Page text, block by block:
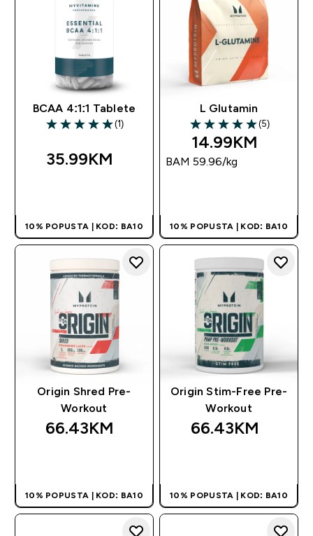
BCAA 4:1:1 Tablete
5 out of 5 stars
(1)
35.99KM‎
10% POPUSTA | KOD: BA10
L Glutamin
5 out of 5 stars
(5)
14.99KM‎
BAM 59.96‎/kg
10% POPUSTA | KOD: BA10
Origin Shred Pre-
Workout
66.43KM‎
10% POPUSTA | KOD: BA10
Origin Stim-Free Pre-
Workout
66.43KM‎
10% POPUSTA | KOD: BA10